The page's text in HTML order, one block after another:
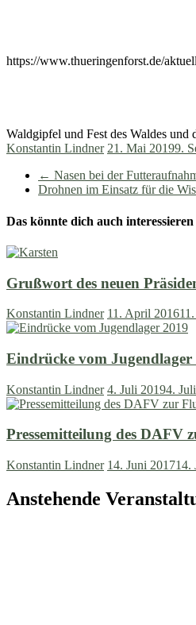
https://www.thueringenforst.de/
Waldgipfel und Fest des Waldes und
Konstantin Lindner 21. Mai 20199.
← Nasen bei der
Drohnen im Einsatz für die
Das könnte dich auch interessieren
Grußwort des neuen
Konstantin Lindner 11. April 2016
Eindrücke vom Jugendlager
Konstantin Lindner 4. Juli 20194.
Pressemitteilung des DAFV
Konstantin Lindner 14. Juni 201714.
Anstehende